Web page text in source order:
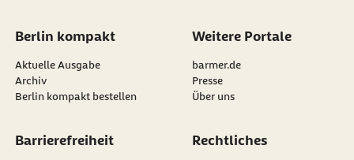
Berlin kompakt
Aktuelle Ausgabe
Archiv
Berlin kompakt bestellen
Weitere Portale
barmer.de
Presse
Über uns
Barrierefreiheit Rechtliches